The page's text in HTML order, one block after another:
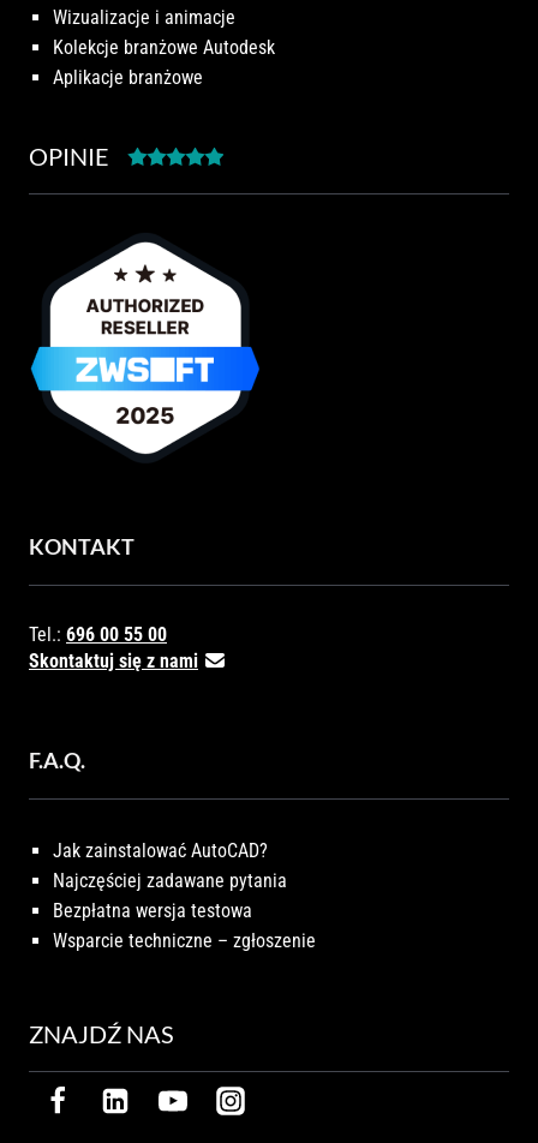
Wizualizacje i animacje
Kolekcje branżowe Autodesk
Aplikacje branżowe
OPINIE
KONTAKT
Tel.: 696 00 55 00
Skontaktuj się z nami
F.A.Q.
Jak zainstalować AutoCAD?
Najczęściej zadawane pytania
Bezpłatna wersja testowa
Wsparcie techniczne – zgłoszenie
ZNAJDŹ NAS